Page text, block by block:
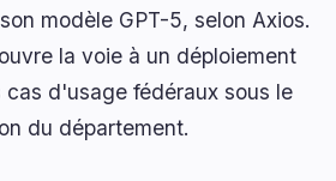
il y a 49 minutes
de la Fed en septembre
000 emplois aux États-Unis
il y a 2 heures
tous les BTC minés, engage
modèle GPT-5, selon Axios.
la voie à un déploiement
d'usage fédéraux sous le
du département.